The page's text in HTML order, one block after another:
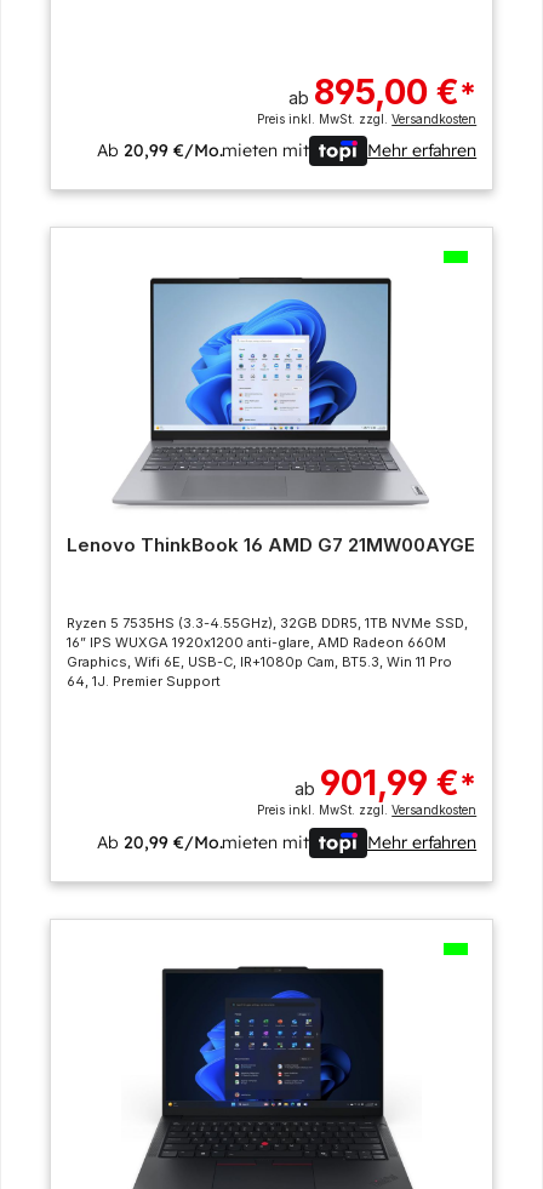
ab 895,00 €*
Preis inkl. MwSt. zzgl.Versandkosten
Ab20,99 €/Mo.mieten mit Mehr erfahren
Lenovo ThinkBook 16 AMD G7 21MW00AYGE
Ryzen 5 7535HS (3.3-4.55GHz), 32GB DDR5, 1TB NVMe SSD,
16” IPS WUXGA 1920x1200 anti-glare, AMD Radeon 660M
Graphics, Wifi 6E, USB-C, IR+1080p Cam, BT5.3, Win 11 Pro
64, 1J. Premier Support
ab 901,99 €*
Preis inkl. MwSt. zzgl.Versandkosten
Ab20,99 €/Mo.mieten mit Mehr erfahren